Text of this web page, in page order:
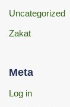
Uncategorized
Zakat
Meta
Log in